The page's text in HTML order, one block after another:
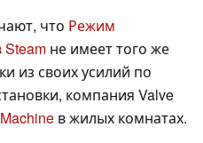
что Режим
не имеет того же
из своих усилий по
компания Valve
в жилых комнатах.